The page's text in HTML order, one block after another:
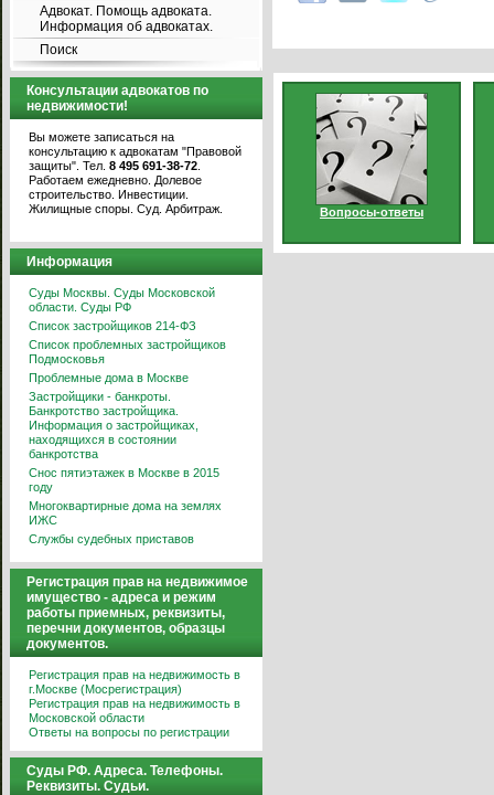
Адвокат. Помощь адвоката.
Информация об адвокатах.
Поиск
Консультации адвокатов по
недвижимости!
Вы можете записаться на
консультацию к адвокатам "Правовой
защиты". Тел. 8 495 691-38-72
Работаем ежедневно. Долевое
строительство. Инвестиции.
Жилищные споры. Суд. Арбитраж.
Информация
Суды Москвы. Суды Московской
области. Суды РФ
Список застройщиков 214-ФЗ
Список проблемных застройщиков
Подмосковья
Проблемные дома в Москве
Застройщики - банкроты.
Банкротство застройщика.
Информация о застройщиках,
находящихся в состоянии
банкротства
Снос пятиэтажек в Москве в 2015
году
Многоквартирные дома на землях
ИЖС
Службы судебных приставов
Регистрация прав на недвижимое
имущество - адреса и режим
работы приемных, реквизиты,
перечни документов, образцы
документов.
Регистрация прав на недвижимость в
г.Москве (Мосрегистрация)
Регистрация прав на недвижимость в
Московской области
Ответы на вопросы по регистрации
Суды РФ. Адреса. Телефоны.
Реквизиты. Судьи.
Вопросы-ответы